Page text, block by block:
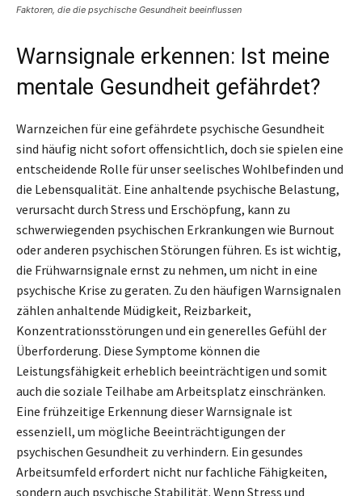
Faktoren, die die psychische Gesundheit beeinflussen
Warnsignale erkennen: Ist meine
mentale Gesundheit gefährdet?
Warnzeichen für eine gefährdete psychische Gesundheit
sind häufig nicht sofort offensichtlich, doch sie spielen eine
entscheidende Rolle für unser seelisches Wohlbefinden und
die Lebensqualität. Eine anhaltende psychische Belastung,
verursacht durch Stress und Erschöpfung, kann zu
schwerwiegenden psychischen Erkrankungen wie Burnout
oder anderen psychischen Störungen führen. Es ist wichtig,
die Frühwarnsignale ernst zu nehmen, um nicht in eine
psychische Krise zu geraten. Zu den häufigen Warnsignalen
zählen anhaltende Müdigkeit, Reizbarkeit,
Konzentrationsstörungen und ein generelles Gefühl der
Überforderung. Diese Symptome können die
Leistungsfähigkeit erheblich beeinträchtigen und somit
auch die soziale Teilhabe am Arbeitsplatz einschränken.
Eine frühzeitige Erkennung dieser Warnsignale ist
essenziell, um mögliche Beeinträchtigungen der
psychischen Gesundheit zu verhindern. Ein gesundes
Arbeitsumfeld erfordert nicht nur fachliche Fähigkeiten,
sondern auch psychische Stabilität. Wenn Stress und